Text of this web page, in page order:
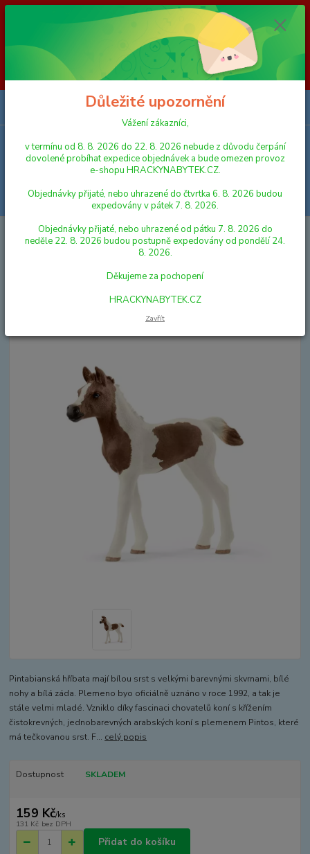
Vážení zákazníci, v termínu od 8. 8. 2026 do 23. 8. 2026 nebude z
důvodu čerpání dovolené probíhat expedice objednávek a bude omezen
provoz e-shopu HRACKYNABYTEK.CZ. Objednávky přijaté, nebo
uhrazené do čtvrtka 6. 8. 2026 budou expedovány v pátek 7. 8. 2026.
Objednávky přijaté, nebo uhrazené od pátku 7. 8. 2026 do neděle 23. 8.
2026 budou postupně expedovány od pondělí 24. 8. 2026. Děkujeme za
pochopení HRACKYNABYTEK.CZ
Menu
Hledat
FIGURKY A ZVÍŘÁTKA
Schleich 13839 Zvířátko - hříbě
Pintabianské
Schleich 13839 Zvířátko - hříbě
Pintabianské
Pintabianská hříbata mají bílou srst s velkými barevnými skvrnami, bílé
nohy a bílá záda. Plemeno byo oficiálně uznáno v roce 1992, a tak je
stále velmi mladé. Vzniklo díky fascinaci chovatelů koní s křížením
čistokrevných, jednobarevných arabských koní s plemenem Pintos, které
má tečkovanou srst. F... celý popis
Dostupnost SKLADEM
159 Kč/ks
131 Kč bez DPH
Přidat do košíku
Důležité upozornění
Vážení zákazníci,
v termínu od 8. 8. 2026 do 22. 8. 2026 nebude z důvodu čerpání
dovolené probíhat expedice objednávek a bude omezen provoz
e-shopu HRACKYNABYTEK.CZ.
Objednávky přijaté, nebo uhrazené do čtvrtka 6. 8. 2026 budou
expedovány v pátek 7. 8. 2026.
Objednávky přijaté, nebo uhrazené od pátku 7. 8. 2026 do
neděle 22. 8. 2026 budou postupně expedovány od pondělí 24.
8. 2026.
Děkujeme za pochopení
HRACKYNABYTEK.CZ
Zavřít